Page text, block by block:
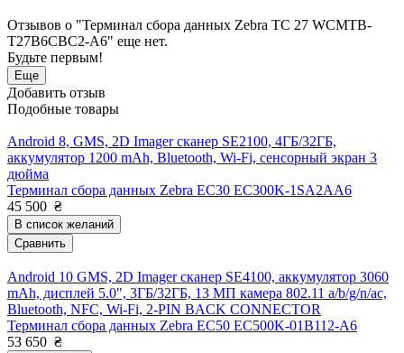
Отзывов о "Терминал сбора данных Zebra TC 27 WCMTB-
T27B6CBC2-A6" еще нет.
Будьте первым!
Еще
Добавить отзыв
Подобные товары
Android 8, GMS, 2D Imager сканер SE2100, 4ГБ/32ГБ,
аккумулятор 1200 mAh, Bluetooth, Wi-Fi, сенсорный экран 3
дюйма
Терминал сбора данных Zebra EC30 EC300K-1SA2AA6
45 500 ₴
В список желаний
Сравнить
Android 10 GMS, 2D Imager сканер SE4100, аккумулятор 3060
mAh, дисплей 5.0", 3ГБ/32ГБ, 13 МП камера 802.11 a/b/g/n/ac,
Bluetooth, NFC, Wi-Fi, 2-PIN BACK CONNECTOR
Терминал сбора данных Zebra EC50 EC500K-01B112-A6
53 650 ₴